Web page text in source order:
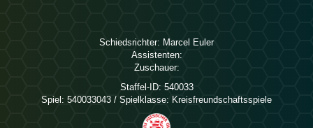
Schiedsrichter:  
Assistenten:
Zuschauer:
Staffel-ID: 540033
Spiel: 540033043 / Spielklasse: Kreisfreundschaftsspiele